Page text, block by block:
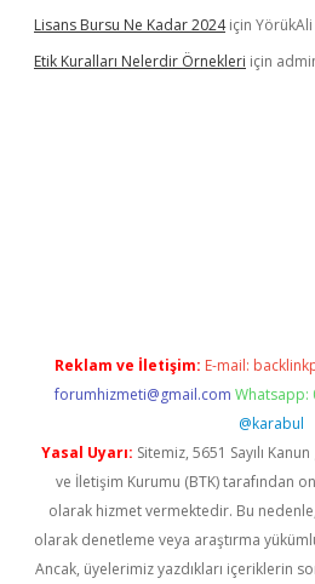
Lisans Bursu Ne Kadar 2024için YörükAli
Etik Kuralları Nelerdir Örnekleri için
Reklam ve İletişim: E-mail:
forumhizmeti@gmail.com Whatsapp:
@karabul
Yasal Uyarı: Sitemiz, 5651 Sayılı
ve İletişim Kurumu (BTK) tarafından
olarak hizmet vermektedir. Bu
olarak denetleme veya araştırma
Ancak, üyelerimiz yazdıkları içeriklerin